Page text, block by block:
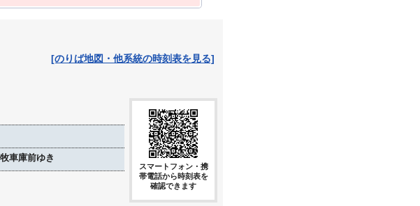
[のりば地図・他系統の時刻表を見る]
車庫前ゆき
スマートフォン・携
帯電話から時刻表を
確認できます